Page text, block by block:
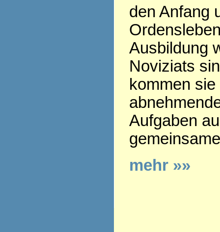
den Anfang
Ausbildung
Noviziats
kommen
Aufgaben
mehr »»